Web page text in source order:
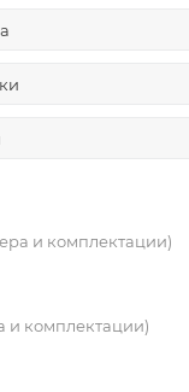
и комплектации)
и комплектации)